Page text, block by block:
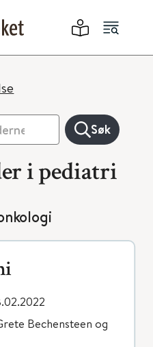
Søk
i pediatri
Bechensteen og